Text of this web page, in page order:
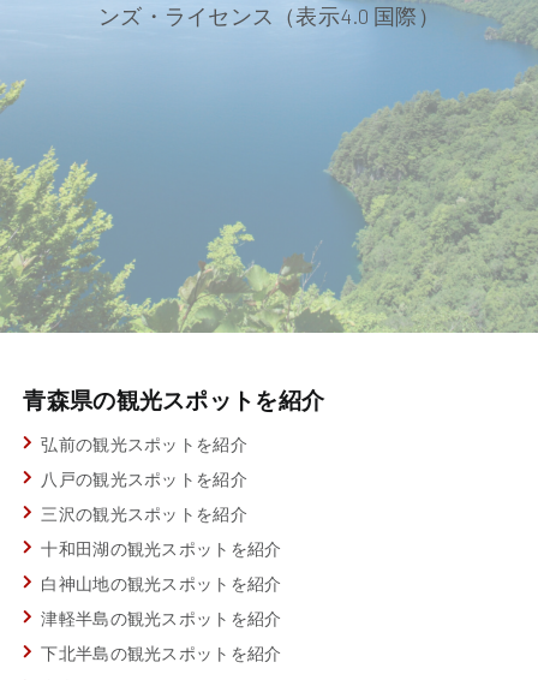
ンズ・ライセンス（表示4.0 国際）
青森県の観光スポットを紹介
弘前の観光スポットを紹介
八戸の観光スポットを紹介
三沢の観光スポットを紹介
十和田湖の観光スポットを紹介
白神山地の観光スポットを紹介
津軽半島の観光スポットを紹介
下北半島の観光スポットを紹介